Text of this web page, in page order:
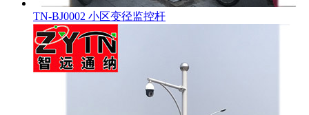
TN-BJ0002 小区变径监控杆